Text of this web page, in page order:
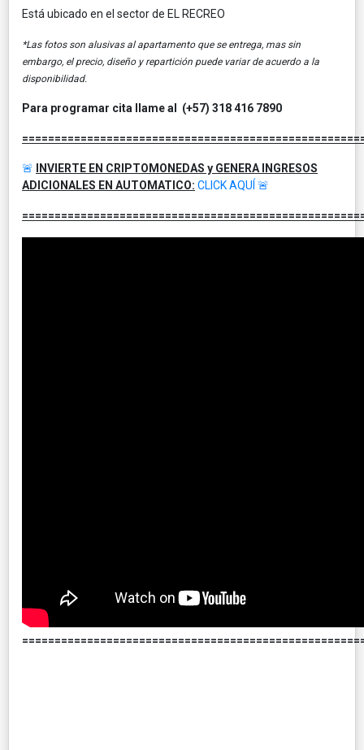
Está ubicado en el sector de EL RECREO
*Las fotos son alusivas al apartamento que se entrega, mas sin
embargo, el precio, diseño y repartición puede variar de acuerdo a la
disponibilidad.
Para programar cita llame al (+57) 318 416 7890
🚨
INVIERTE EN CRIPTOMONEDAS y GENERA INGRESOS
ADICIONALES EN AUTOMATICO: CLICK AQUÍ 🚨